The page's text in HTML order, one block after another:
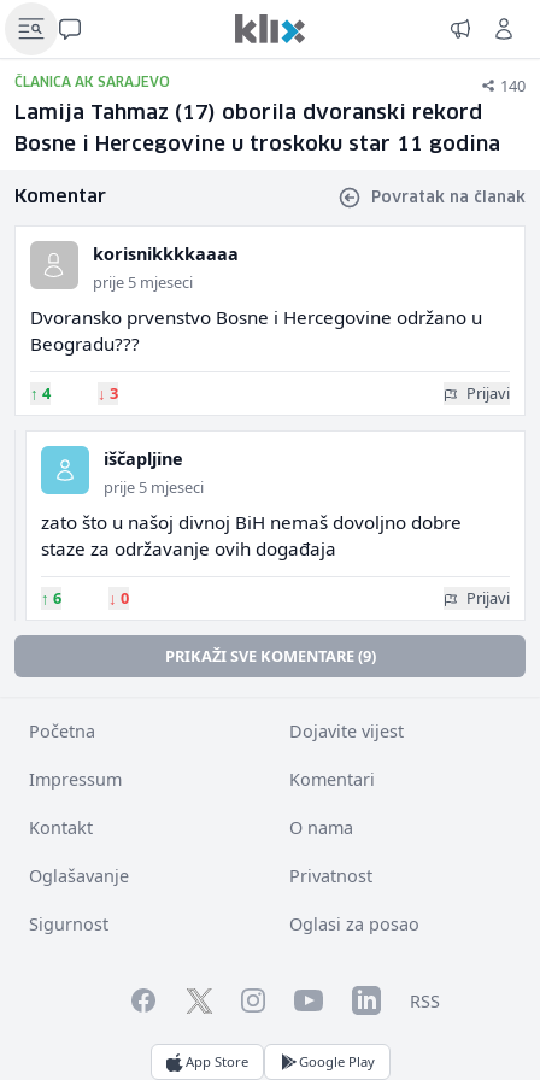
ČLANICA AK SARAJEVO 140
Lamija Tahmaz (17) oborila dvoranski rekord
Bosne i Hercegovine u troskoku star 11 godina
Komentar Povratak na članak
korisnikkkkaaaa
prije 5 mjeseci
Dvoransko prvenstvo Bosne i Hercegovine održano u
Beogradu???
↑ 4 ↓ 3 Prijavi
iščapljine
prije 5 mjeseci
zato što u našoj divnoj BiH nemaš dovoljno dobre
staze za održavanje ovih događaja
↑ 6 ↓ 0 Prijavi
PRIKAŽI SVE KOMENTARE (9)
Početna Dojavite vijest
Impressum Komentari
Kontakt O nama
Oglašavanje Privatnost
Sigurnost Oglasi za posao
FacebookTwitterInstagramYouTubeLinkedInRSS
App Store Google Play